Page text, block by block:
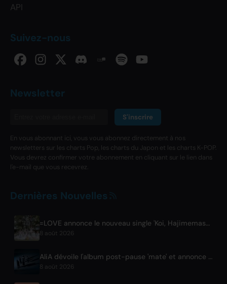
API
Suivez-nous
Newsletter
S'inscrire
En vous abonnant ici, vous vous abonnez directement à nos
newsletters sur les charts Pop, les charts du Japon et les charts K-POP.
Vous devrez confirmer votre abonnement en cliquant sur le lien dans
l'e-mail que vous recevrez.
Dernières Nouvelles
=LOVE annonce le nouveau single 'Koi, Hajimemashita.' et des concerts au Tokyo Dome
8 août 2026
AliA dévoile l'album post-pause 'mate' et annonce un live à Tokyo
8 août 2026